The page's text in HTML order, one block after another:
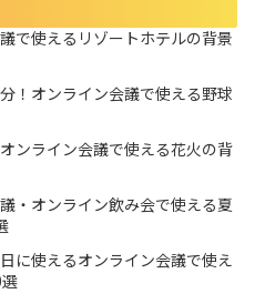
で使えるリゾートホテルの背景
！オンライン会議で使える野球
ンライン会議で使える花火の背
・オンライン飲み会で使える夏
に使えるオンライン会議で使え